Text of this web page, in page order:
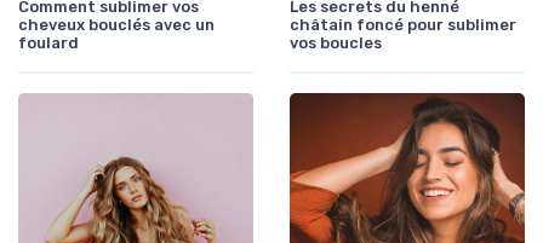
Comment sublimer vos
cheveux bouclés avec un
foulard
Les secrets du henné
châtain foncé pour sublimer
vos boucles